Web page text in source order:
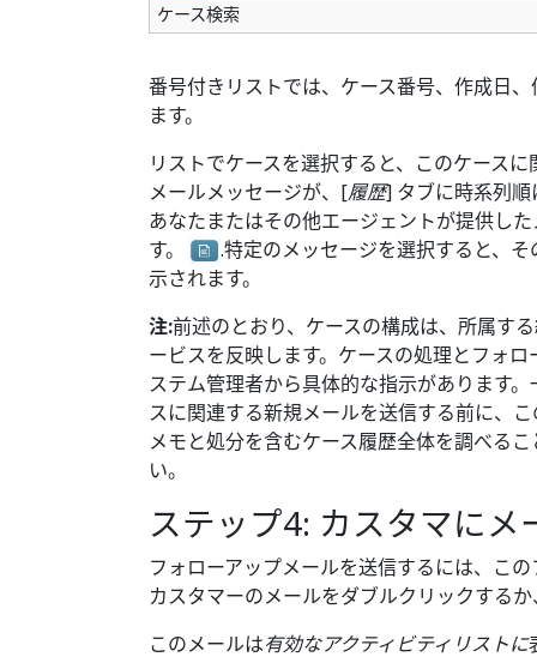
ケース検索
番号付きリストでは、ケース番号、作成日
ます。
リストでケースを選択すると、このケース
メールメッセージが、[履歴] タブに時系列
あなたまたはその他エージェントが提供し
す。
.特定のメッセージを選択すると、
示されます。
注:前述のとおり、ケースの構成は、所属す
ービスを反映します。ケースの処理とフォ
ステム管理者から具体的な指示があります
スに関連する新規メールを送信する前に、
メモと処分を含むケース履歴全体を調べる
い。
ステップ4: カスタマにメ
フォローアップメールを送信するには、こ
カスタマーのメールをダブルクリックするか
このメールは有効なアクティビティリストに